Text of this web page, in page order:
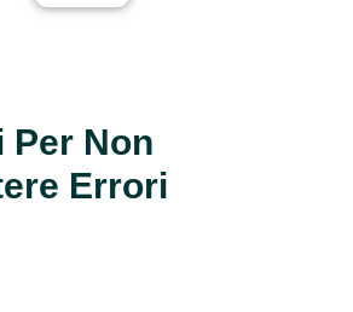
Per Non
Errori